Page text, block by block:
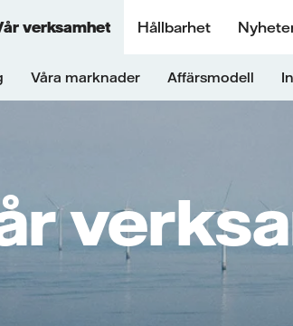
verksamhet Hållbarhet
Våra marknader Affärsmodell